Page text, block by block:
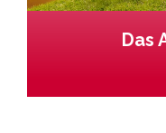
Das